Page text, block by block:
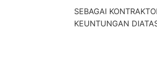
SEBAGAI
KEUNTUNGAN